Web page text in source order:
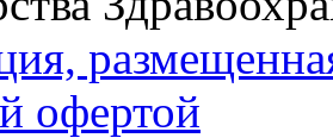
офертой